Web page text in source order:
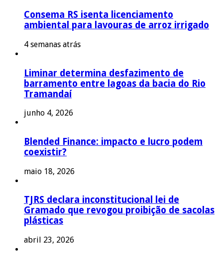
Consema RS isenta licenciamento
ambiental para lavouras de arroz irrigado
4 semanas atrás
Liminar determina desfazimento de
barramento entre lagoas da bacia do Rio
Tramandaí
junho 4, 2026
Blended Finance: impacto e lucro podem
coexistir?
maio 18, 2026
TJRS declara inconstitucional lei de
Gramado que revogou proibição de sacolas
plásticas
abril 23, 2026